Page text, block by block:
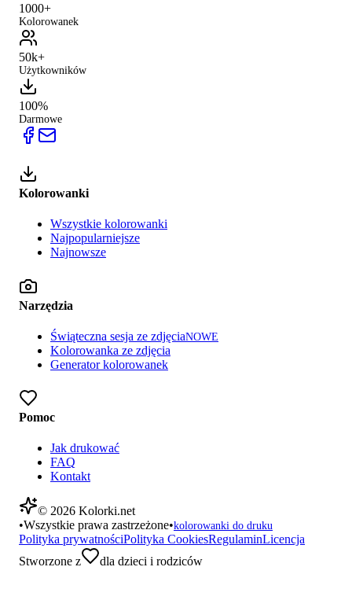
1000+
Kolorowanek
50k+
Użytkowników
100%
Darmowe
Kolorowanki
Wszystkie kolorowanki
Najpopularniejsze
Najnowsze
Narzędzia
Świąteczna sesja ze zdjęciaNOWE
Kolorowanka ze zdjęcia
Generator kolorowanek
Pomoc
Jak drukować
FAQ
Kontakt
© 2026 Kolorki.net
•Wszystkie prawa zastrzeżone•kolorowanki do druku
Polityka prywatnościPolityka CookiesRegulaminLicencja
Stworzone z
dla dzieci i rodziców